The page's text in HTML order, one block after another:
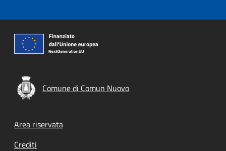
Comune di Comun Nuovo
Footer menu
Area riservata
Crediti